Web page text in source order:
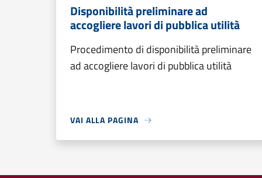
Disponibilità preliminare ad
accogliere lavori di pubblica utilità
Procedimento di disponibilità preliminare
ad accogliere lavori di pubblica utilità
VAI ALLA PAGINA